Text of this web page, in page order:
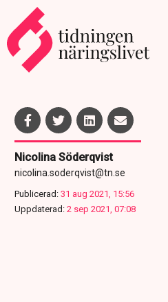
Nicolina Söderqvist
nicolina.soderqvist@tn.se
Publicerad: 31 aug 2021, 15:56
Uppdaterad: 2 sep 2021, 07:08